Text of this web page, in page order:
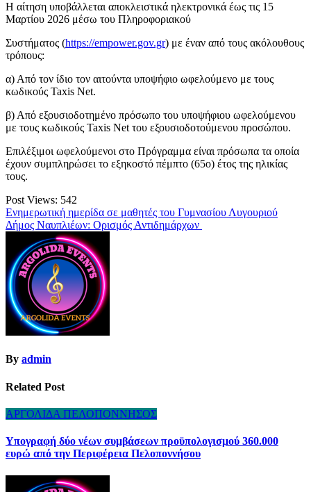
Η αίτηση υποβάλλεται αποκλειστικά ηλεκτρονικά έως τις 15
Μαρτίου 2026 μέσω του Πληροφοριακού
Συστήματος (https://empower.gov.gr) με έναν από τους ακόλουθους
τρόπους:
α) Από τον ίδιο τον αιτούντα υποψήφιο ωφελούμενο με τους
κωδικούς Taxis Net.
β) Από εξουσιοδοτημένο πρόσωπο του υποψήφιου ωφελούμενου
με τους κωδικούς Taxis Net του εξουσιοδοτούμενου προσώπου.
Επιλέξιμοι ωφελούμενοι στο Πρόγραμμα είναι πρόσωπα τα οποία
έχουν συμπληρώσει το εξηκοστό πέμπτο (65ο) έτος της ηλικίας
τους.
Post Views: 542
Πλοήγηση
άρθρων
Ενημερωτική ημερίδα σε μαθητές του Γυμνασίου Λυγουριού
Δήμος Ναυπλιέων: Ορισμός Αντιδημάρχων
By admin
Related Post
ΑΡΓΟΛΙΔΑ ΠΕΛΟΠΟΝΝΗΣΟΣ
Υπογραφή δύο νέων συμβάσεων προϋπολογισμού 360.000
ευρώ από την Περιφέρεια Πελοποννήσου